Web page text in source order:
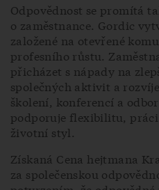
Odpovědnost se promítá
o zaměstnance. Gordic
založené na otevřené
profesního růstu.
přicházet s nápady na
společných aktivit a
školení, konferencí a
podporuje flexibilitu,
životní styl.
Získaná Cena hejtmana
za společenskou